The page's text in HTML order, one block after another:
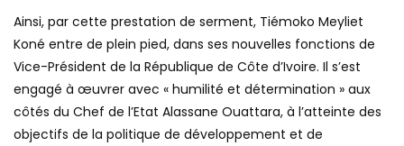
Ainsi, par cette prestation de serment, Tiémoko Meyliet
Koné entre de plein pied, dans ses nouvelles fonctions de
Vice-Président de la République de Côte d’Ivoire. Il s’est
engagé à œuvrer avec « humilité et détermination » aux
côtés du Chef de l’Etat Alassane Ouattara, à l’atteinte des
objectifs de la politique de développement et de